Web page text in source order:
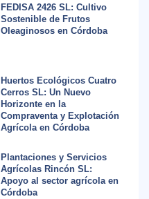
FEDISA 2426 SL: Cultivo
Sostenible de Frutos
Oleaginosos en Córdoba
Huertos Ecológicos Cuatro
Cerros SL: Un Nuevo
Horizonte en la
Compraventa y Explotación
Agrícola en Córdoba
Plantaciones y Servicios
Agrícolas Rincón SL:
Apoyo al sector agrícola en
Córdoba